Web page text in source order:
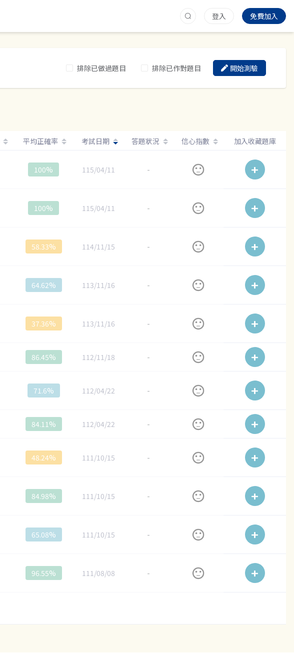
登入 免費加入
排除已做過題目 排除已作對題目 開始測驗
平均正確率 考試日期 答題狀況 信心指數 加入收藏題庫
100% 115/04/11 -
100% 115/04/11 -
58.33% 114/11/15 -
64.62% 113/11/16 -
37.36% 113/11/16 -
86.45% 112/11/18 -
71.6% 112/04/22 -
84.11% 112/04/22 -
48.24% 111/10/15 -
84.98% 111/10/15 -
65.08% 111/10/15 -
96.55% 111/08/08 -